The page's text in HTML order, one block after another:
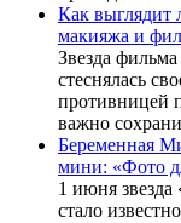
Как выглядит
макияжа и
Звезда
стеснялась
противницей
важно
Беременная
мини: «Фото
1 июня
стало